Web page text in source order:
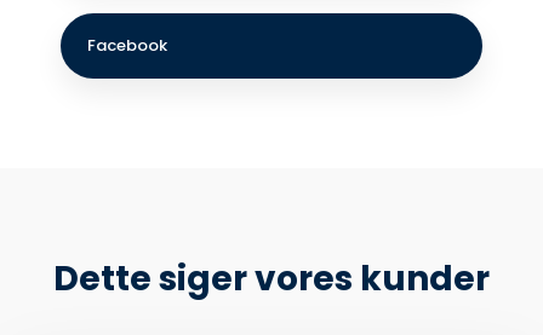
Facebook​
Dette siger vores kunder